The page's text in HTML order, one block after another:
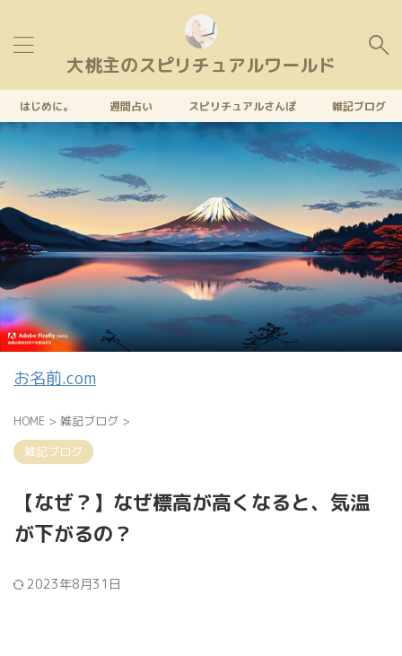
大桃主のスピリチュアルワールド
はじめに。 週間占い スピリチュアルさんぽ 雑記ブログ
お名前.com
HOME > 雑記ブログ >
雑記ブログ
【なぜ？】なぜ標高が高くなると、気温
が下がるの？
2023年8月31日